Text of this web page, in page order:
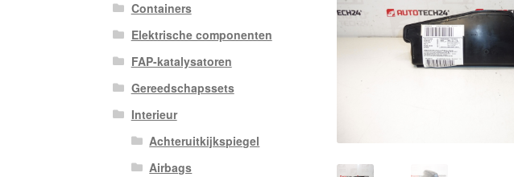
Containers
Elektrische componenten
FAP-katalysatoren
Gereedschapssets
Interieur
Achteruitkijkspiegel
Airbags